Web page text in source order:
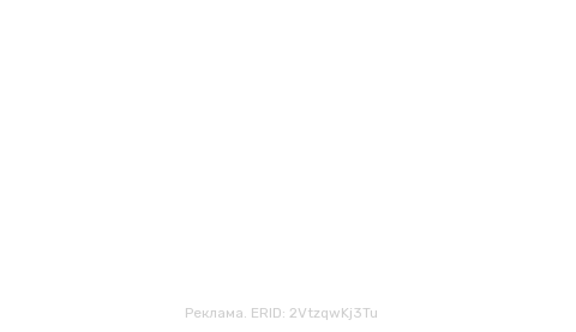
Реклама. ERID: 2VtzqwKj3Tu